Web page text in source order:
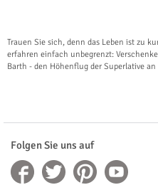
Trauen Sie sich, denn das Leben ist zu
erfahren einfach unbegrenzt:
Barth - den Höhenflug der Superlative
Folgen Sie uns auf